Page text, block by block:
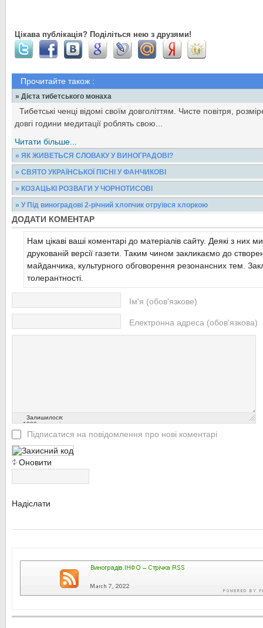
Цікава публікація? Поділіться нею з друзями!
Прочитайте також :
» Дієта тибетського монаха
Тибетські ченці відомі своїм довголіттям. Чисте повітря,
довгі години медитації роблять свою...
Читати більше...
» ЯК ЖИВЕТЬСЯ СЛОВАКУ У ВИНОГРАДОВІ?
Про багатонаціональний склад населення Виноградівщини
району. Хтось вважається палким українцем, дехто...
Читати більше...
» СВЯТО УКРАЇНСЬКОЇ ПІСНІ У ФАНЧИКОВІ
Нещодавно у Фанчиківській бібліотеці-філії відбулося свято
завідувачка книгозбірнею Марія Козьма...
Читати більше...
» КОЗАЦЬКІ РОЗВАГИ У ЧОРНОТИСОВІ
Серед учнів 5-11 класів були сформовані чотири суто команди
«Динамо» та «АК-47». Вони по черзі змагалися у...
Читати більше...
» У Під виноградові 2-річний хлопчик отруївся хлоркою
У районну лікарню з Підвиноградова доставили у важкому
хлопчика.Лікарі діагностували отруєння дитини невідомою...
Читати більше...
ДОДАТИ КОМЕНТАР
Нам цікаві ваші коментарі до матеріалів сайту. Деякі з них
друкованій версії газети. Таким чином закликаємо до
майданчика, культурного обговорення резонансних тем.
толерантності.
Ім'я (обов'язкове)
Електронна адреса (обов'язкова)
Залишилося:
1000символів
Підписатися на повідомлення про нові коментарі
Оновити
Надіслати